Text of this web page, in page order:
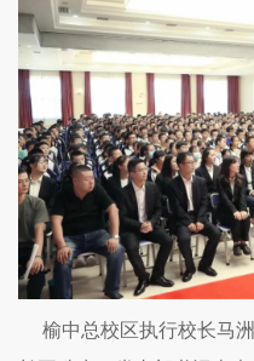
榆中总校区执行校长马